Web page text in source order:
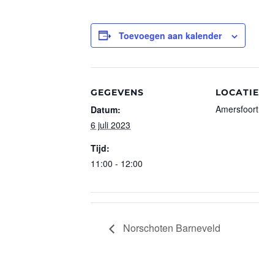
Toevoegen aan kalender
GEGEVENS
Datum:
6 juli 2023
Tijd:
11:00 - 12:00
LOCATIE
Amersfoort
Norschoten Barneveld